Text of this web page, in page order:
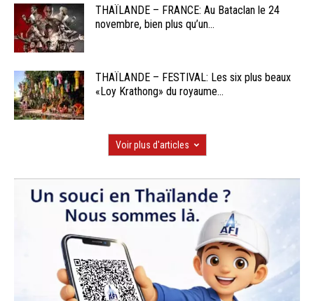
THAÏLANDE – FRANCE: Au Bataclan le 24
novembre, bien plus qu’un...
THAÏLANDE – FESTIVAL: Les six plus beaux
«Loy Krathong» du royaume...
Voir plus d'articles